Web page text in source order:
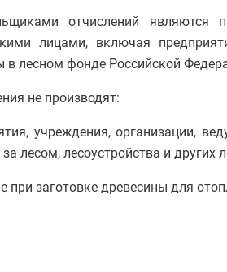
отчислений являются
лицами, включая
в лесном фонде Российской
не производят:
учреждения, организации,
лесом, лесоустройства и
при заготовке древесины для